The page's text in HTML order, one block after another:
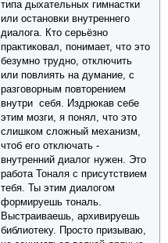
типа дыхательных гимнастки
или остановки внутреннего
диалога. Кто серьёзно
практиковал, понимает, что это
безумно трудно, отключить
или повлиять на думание, с
разговорным повторением
внутри себя. Издрюкав себе
этим мозги, я понял, что это
слишком сложный механизм,
чтоб его отключать -
внутренний диалог нужен. Это
работа Тоналя с присутствием
тебя. Ты этим диалогом
формируешь тональ.
Выстраиваешь, архивируешь
библиотеку. Просто призываю,